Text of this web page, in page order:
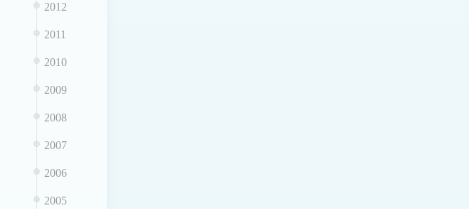
2012
2011
2010
2009
2008
2007
2006
2005